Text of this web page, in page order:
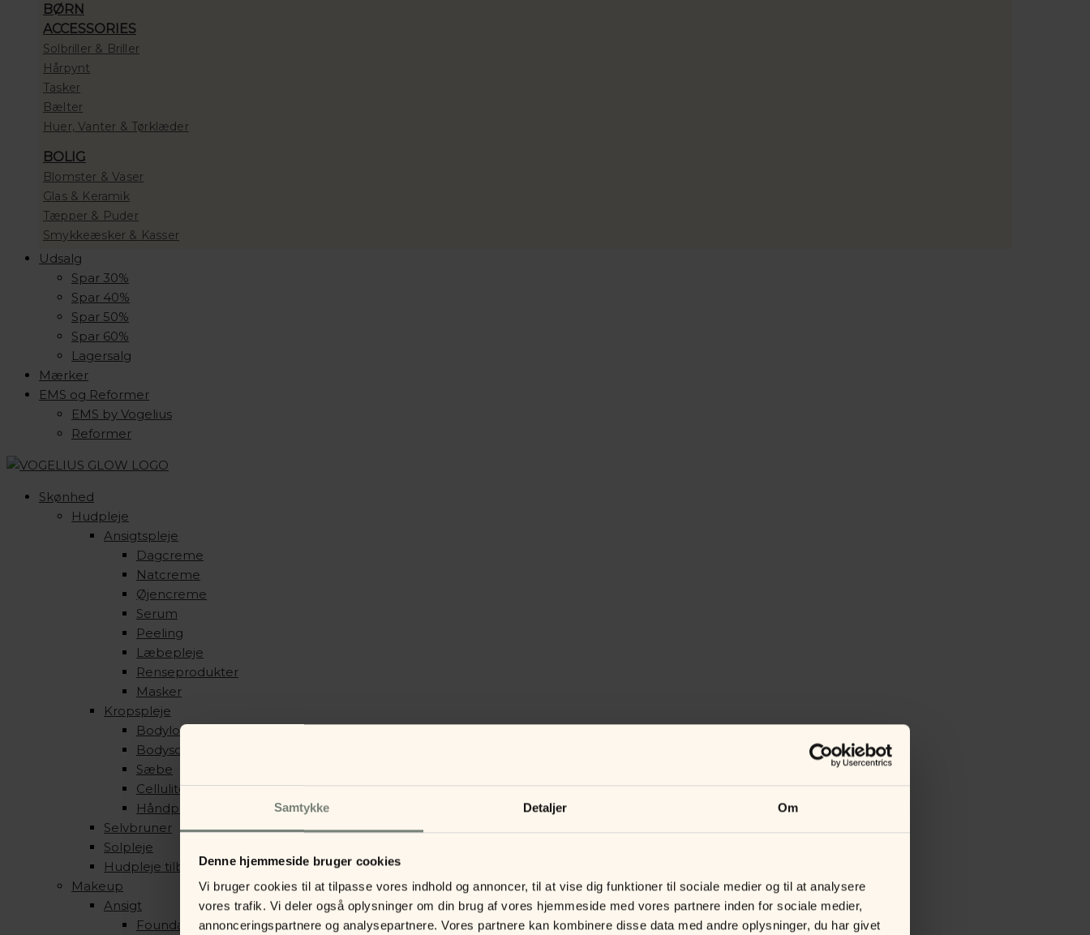
Samtykke Detaljer Om
Denne hjemmeside bruger cookies
Vi bruger cookies til at tilpasse vores indhold og annoncer, til at vise dig funktioner til sociale medier og til at analysere
vores trafik. Vi deler også oplysninger om din brug af vores hjemmeside med vores partnere inden for sociale medier,
annonceringspartnere og analysepartnere. Vores partnere kan kombinere disse data med andre oplysninger, du har givet
BØRN
ACCESSORIES
Solbriller & Briller
Hårpynt
Tasker
Bælter
Huer, Vanter & Tørklæder
BOLIG
Blomster & Vaser
Glas & Keramik
Tæpper & Puder
Smykkeæsker & Kasser
Udsalg
Spar 30%
Spar 40%
Spar 50%
Spar 60%
Lagersalg
Mærker
EMS og Reformer
EMS by Vogelius
Reformer
Skønhed
Hudpleje
Ansigtspleje
Dagcreme
Natcreme
Øjencreme
Serum
Peeling
Læbepleje
Renseprodukter
Masker
Kropspleje
Bodylotion
Bodyscrub
Sæbe
Cellulite produkter
Håndpleje
Selvbruner
Solpleje
Hudpleje tilbehør
Makeup
Ansigt
Foundation & Pudder